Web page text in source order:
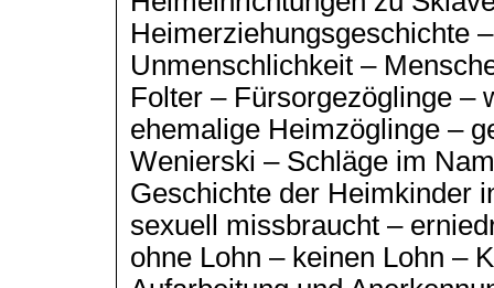
Heimerziehungsgeschichte
Unmenschlichkeit –
Folter – Fürsorgezöglinge –
ehemalige Heimzöglinge –
Wenierski – Schläge im
Geschichte der Heimkinder
sexuell missbraucht –
ohne Lohn – keinen Lohn –